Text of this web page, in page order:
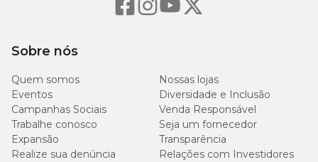
e verão. Reduzir a frequência no outono e inverno.
Poda
Não exige poda frequente. Remova folhas secas ou danificadas
para manter a planta saudável e com bom aspecto.
Sobre nós
Quem somos
Nossas lojas
Eventos
Diversidade e Inclusão
Campanhas Sociais
Venda Responsável
Trabalhe conosco
Seja um fornecedor
Expansão
Transparência
Realize sua denúncia
Relações com Investidores